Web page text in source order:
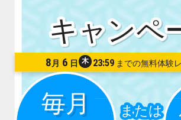
8 月 6 日 木23:59